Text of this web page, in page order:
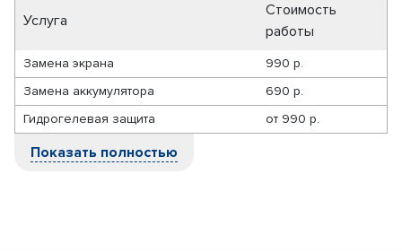
Услуга
Стоимость
работы
Замена экрана
990 р.
Замена аккумулятора
690 р.
Гидрогелевая защита
от 990 р.
Показать полностью